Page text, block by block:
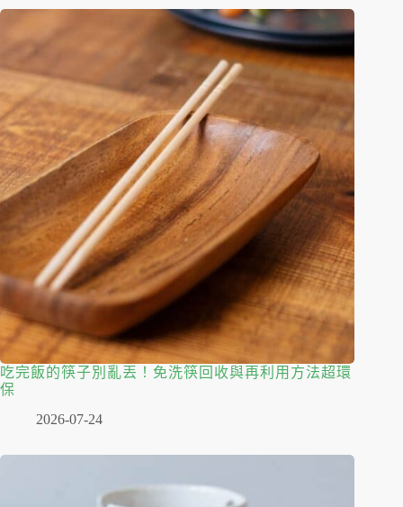
吃完飯的筷子別亂丟！免洗筷回收與再利用方法超環
保
2026-07-24